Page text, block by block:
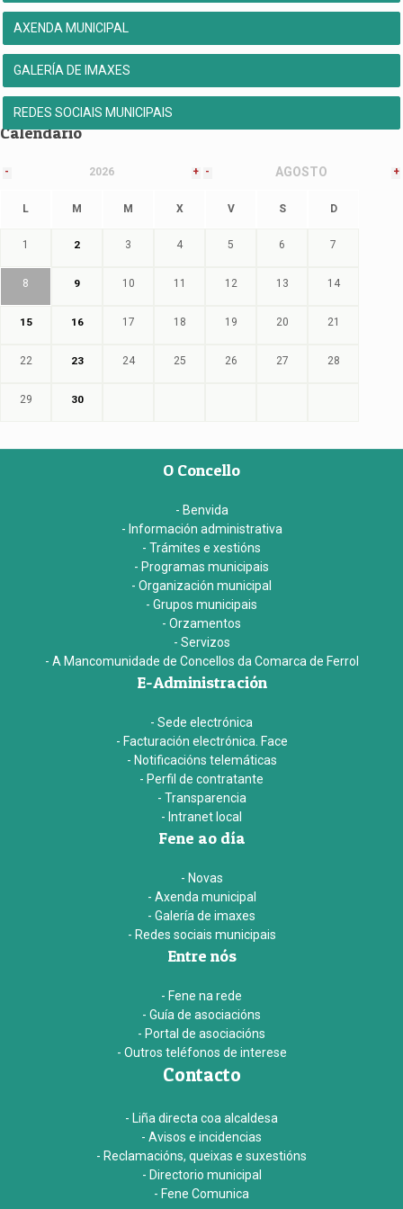
AXENDA MUNICIPAL
GALERÍA DE IMAXES
REDES SOCIAIS MUNICIPAIS
Calendario
- 2026 + - AGOSTO +
L M M X V S D
1 2 3 4 5 6 7
8 9 10 11 12 13 14
15 16 17 18 19 20 21
22 23 24 25 26 27 28
29 30
O Concello
- Benvida
- Información administrativa
- Trámites e xestións
- Programas municipais
- Organización municipal
- Grupos municipais
- Orzamentos
- Servizos
- A Mancomunidade de Concellos da Comarca de Ferrol
E-Administración
- Sede electrónica
- Facturación electrónica. Face
- Notificacións telemáticas
- Perfil de contratante
- Transparencia
- Intranet local
Fene ao día
- Novas
- Axenda municipal
- Galería de imaxes
- Redes sociais municipais
Entre nós
- Fene na rede
- Guía de asociacións
- Portal de asociacións
- Outros teléfonos de interese
Contacto
- Liña directa coa alcaldesa
- Avisos e incidencias
- Reclamacións, queixas e suxestións
- Directorio municipal
- Fene Comunica